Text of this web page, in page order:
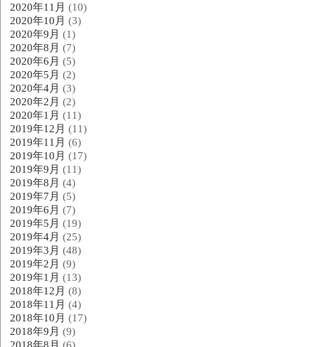
2020年11月 (10)
2020年10月 (3)
2020年9月 (1)
2020年8月 (7)
2020年6月 (5)
2020年5月 (2)
2020年4月 (3)
2020年2月 (2)
2020年1月 (11)
2019年12月 (11)
2019年11月 (6)
2019年10月 (17)
2019年9月 (11)
2019年8月 (4)
2019年7月 (5)
2019年6月 (7)
2019年5月 (19)
2019年4月 (25)
2019年3月 (48)
2019年2月 (9)
2019年1月 (13)
2018年12月 (8)
2018年11月 (4)
2018年10月 (17)
2018年9月 (9)